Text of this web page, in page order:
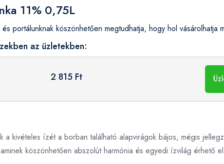
11% 0,75L
portálunknak köszönhetően megtudhatja, hogy hol vásárolhatja
az üzletekben:
2 815 Ft
kivételes ízét a borban található alapvirágok bájos, mégis
köszönhetően abszolút harmónia és egyedi ízvilág érhető